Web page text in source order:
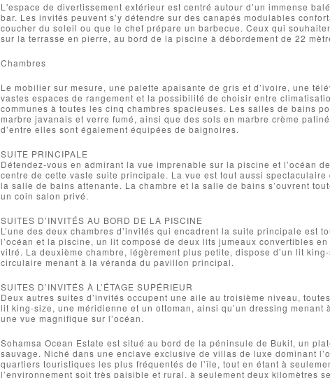
L'espace de divertissement extérieur est centré autour d’un immense
bar. Les invités peuvent s’y détendre sur des canapés modulables
coucher du soleil ou que le chef prépare un barbecue. Ceux qui
sur la terrasse en pierre, au bord de la piscine à débordement de 22
Chambres
Le mobilier sur mesure, une palette apaisante de gris et d’ivoire, une
vastes espaces de rangement et la possibilité de choisir entre
communes à toutes les cinq chambres spacieuses. Les salles de bains
marbre javanais et verre fumé, ainsi que des sols en marbre crème
d’entre elles sont également équipées de baignoires.
SUITE PRINCIPALE
Détendez-vous en admirant la vue imprenable sur la piscine et l’océan
centre de cette vaste suite principale. La vue est tout aussi
la salle de bains attenante. La chambre et la salle de bains s’ouvrent
un coin salon privé.
SUITES D’INVITÉS AU BORD DE LA PISCINE
L’une des deux chambres d’invités qui encadrent la suite principale est
l’océan et la piscine, un lit composé de deux lits jumeaux convertibles
vitré. La deuxième chambre, légèrement plus petite, dispose d’un lit
circulaire menant à la véranda du pavillon principal.
SUITES D’INVITÉS À L’ÉTAGE SUPÉRIEUR
Deux autres suites d’invités occupent une aile au troisième niveau,
lit king-size, une méridienne et un ottoman, ainsi qu’un dressing
une vue magnifique sur l’océan.
Sohamsa Ocean Estate est situé au bord de la péninsule de Bukit, un
sauvage. Niché dans une enclave exclusive de villas de luxe dominant
quartiers touristiques les plus fréquentés de l’île, tout en étant à
l’environnement soit très paisible et rural, à seulement deux kilomètres